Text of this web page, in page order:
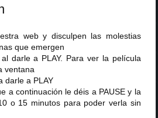
web y disculpen las molestias
que emergen
darle a PLAY. Para ver la película
ventana
darle a PLAY
a continuación le déis a PAUSE y la
o 15 minutos para poder verla sin